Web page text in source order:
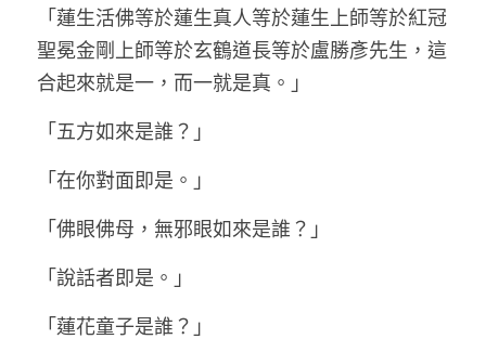
「蓮生活佛等於蓮生真人等於蓮生上師等於紅冠
聖冕金剛上師等於玄鶴道長等於盧勝彥先生，這
合起來就是一，而一就是真。」
「五方如來是誰？」
「在你對面即是。」
「佛眼佛母，無邪眼如來是誰？」
「說話者即是。」
「蓮花童子是誰？」